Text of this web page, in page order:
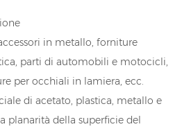
in metallo, forniture
parti di automobili e motocicli,
per occhiali in lamiera, ecc.
di acetato, plastica, metallo e
planarità della superficie del